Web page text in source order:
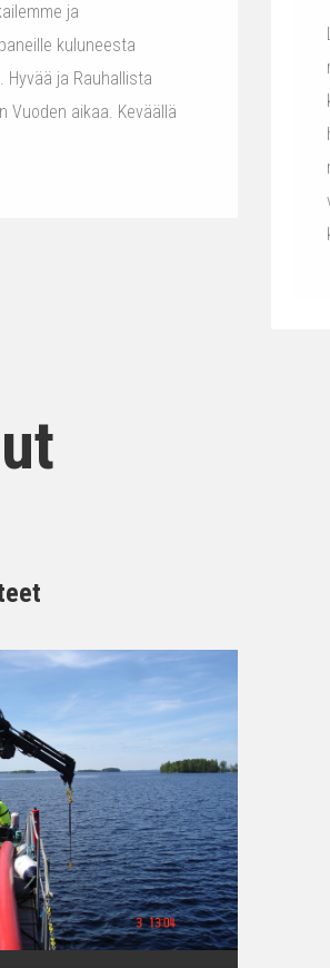
ja
kuluneesta
Hyvää ja Rauhallista
Vuoden aikaa. Keväällä